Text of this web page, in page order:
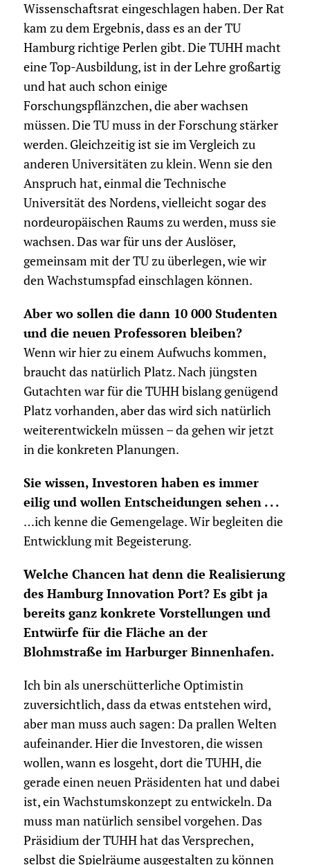
Wissenschaftsrat eingeschlagen haben. Der Rat
kam zu dem Ergebnis, dass es an der TU
Hamburg richtige Perlen gibt. Die TUHH macht
eine Top-Ausbildung, ist in der Lehre großartig
und hat auch schon einige
Forschungspflänzchen, die aber wachsen
müssen. Die TU muss in der Forschung stärker
werden. Gleichzeitig ist sie im Vergleich zu
anderen Universitäten zu klein. Wenn sie den
Anspruch hat, einmal die Technische
Universität des Nordens, vielleicht sogar des
nordeuropäischen Raums zu werden, muss sie
wachsen. Das war für uns der Auslöser,
gemeinsam mit der TU zu überlegen, wie wir
den Wachstumspfad einschlagen können.
Aber wo sollen die dann 10 000 Studenten
und die neuen Professoren bleiben?
Wenn wir hier zu einem Aufwuchs kommen,
braucht das natürlich Platz. Nach jüngsten
Gutachten war für die TUHH bislang genügend
Platz vorhanden, aber das wird sich natürlich
weiterentwickeln müssen – da gehen wir jetzt
in die konkreten Planungen.
Sie wissen, Investoren haben es immer
eilig und wollen Entscheidungen sehen . . .
…ich kenne die Gemengelage. Wir begleiten die
Entwicklung mit Begeisterung.
Welche Chancen hat denn die Realisierung
des Hamburg Innovation Port? Es gibt ja
bereits ganz konkrete Vorstellungen und
Entwürfe für die Fläche an der
Blohmstraße im Harburger Binnenhafen.
Ich bin als unerschütterliche Optimistin
zuversichtlich, dass da etwas entstehen wird,
aber man muss auch sagen: Da prallen Welten
aufeinander. Hier die Investoren, die wissen
wollen, wann es losgeht, dort die TUHH, die
gerade einen neuen Präsidenten hat und dabei
ist, ein Wachstumskonzept zu entwickeln. Da
muss man natürlich sensibel vorgehen. Das
Präsidium der TUHH hat das Versprechen,
selbst die Spielräume ausgestalten zu können